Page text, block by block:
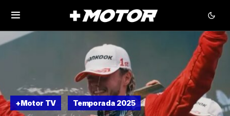
+Motor TV Temporada 2025